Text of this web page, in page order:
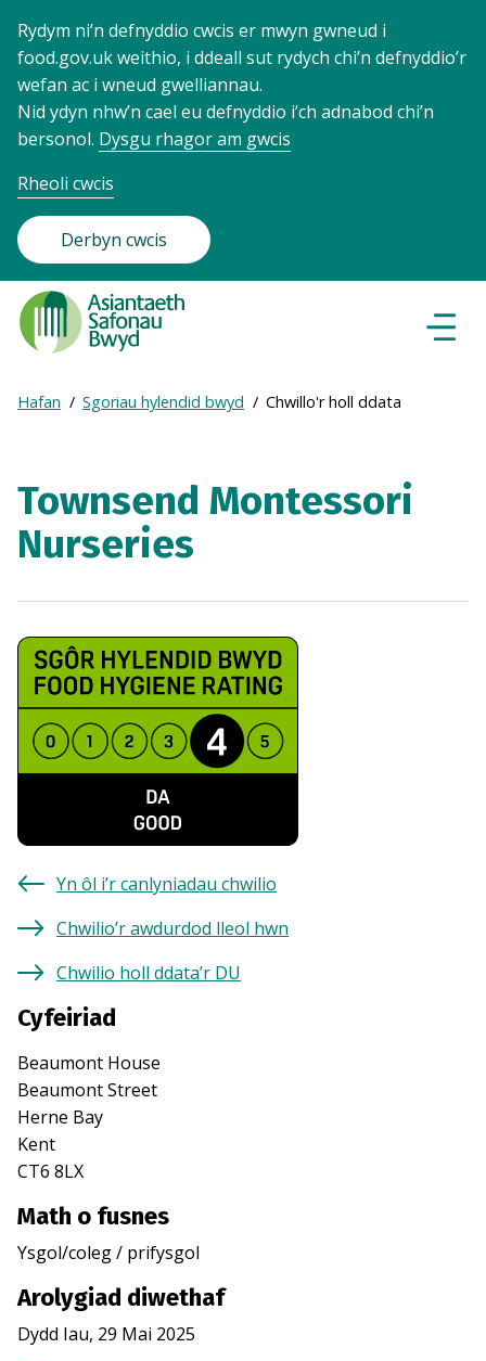
Rydym ni’n defnyddio cwcis er mwyn gwneud i
food.gov.uk weithio, i ddeall sut rydych chi’n defnyddio’r
wefan ac i wneud gwelliannau.
Nid ydyn nhw’n cael eu defnyddio i’ch adnabod chi’n
bersonol. Dysgu rhagor am gwcis
Rheoli cwcis
Derbyn cwcis
Food
Standards
Agency
Frontpage
Breadcrumb
Expand
breadcrumb
Hafan Sgoriau hylendid bwyd Chwillo'r holl ddata
Townsend Montessori
Nurseries
Yn ôl i’r canlyniadau chwilio
Chwilio’r awdurdod lleol hwn
Chwilio holl ddata’r DU
Cyfeiriad
Beaumont House
Beaumont Street
Herne Bay
Kent
CT6 8LX
Math o fusnes
Ysgol/coleg / prifysgol
Arolygiad diwethaf
Dydd Iau, 29 Mai 2025